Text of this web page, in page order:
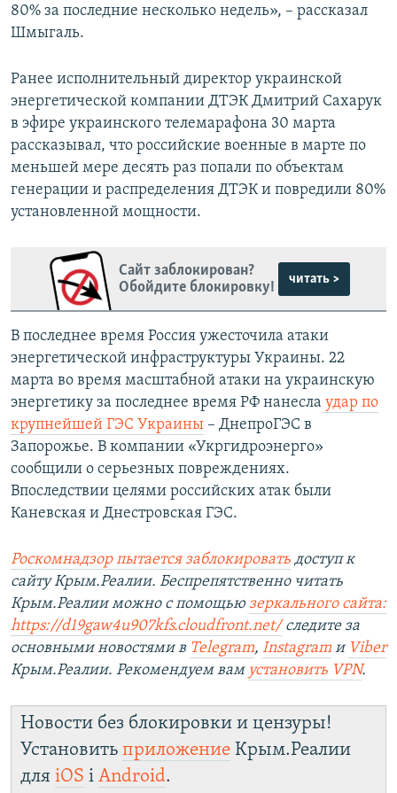
80% за последние несколько недель», – рассказал
Шмыгаль.
Ранее исполнительный директор украинской
энергетической компании ДТЭК Дмитрий Сахарук
в эфире украинского телемарафона 30 марта
рассказывал, что российские военные в марте по
меньшей мере десять раз попали по объектам
генерации и распределения ДТЭК и повредили 80%
установленной мощности.
Сайт заблокирован?
Обойдите блокировку!
читать >
В последнее время Россия ужесточила атаки
энергетической инфраструктуры Украины. 22
марта во время масштабной атаки на украинскую
энергетику за последнее время РФ нанесла удар по
крупнейшей ГЭС Украины – ДнепроГЭС в
Запорожье. В компании «Укргидроэнерго»
сообщили о серьезных повреждениях.
Впоследствии целями российских атак были
Каневская и Днестровская ГЭС.
Роскомнадзор пытается заблокировать доступ к
сайту Крым.Реалии. Беспрепятственно читать
Крым.Реалии можно с помощью зеркального сайта:
https://d19gaw4u907kfs.cloudfront.net/следите за
основными новостями в Telegram, Instagram и Viber
Крым.Реалии. Рекомендуем вам установить VPN.
Новости без блокировки и цензуры!
Установить приложение Крым.Реалии
для iOS і Android.